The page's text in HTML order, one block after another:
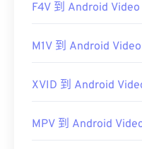
開發單位： 運動影像
F4V 到 Android Video
M1V 到 Android Video
XVID 到 Android
MPV 到 Android